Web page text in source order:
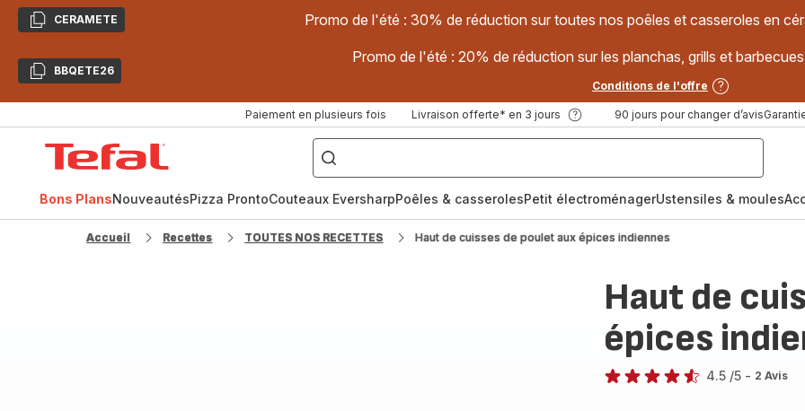
CopierCERAMETE Promo de l'été : 30% de réduction sur toutes nos poêles et casseroles en
CopierBBQETE26
Promo de l'été : 20% de réduction sur les planchas, grills et
Conditions de l'offre
Paiement en plusieurs fois Livraison offerte* en 3 jours 90 jours pour changer d’avis
["Poêles
inox,
Cake
Factory,
Bons PlansNouveautésPizza ProntoCouteaux EversharpPoêles & casserolesPetit électroménagerUstensiles & moules
Accueil Recettes TOUTES NOS RECETTES Haut de cuisses de poulet aux épices indiennes
Haut de
épices
4.5 /5 - 2 Avis